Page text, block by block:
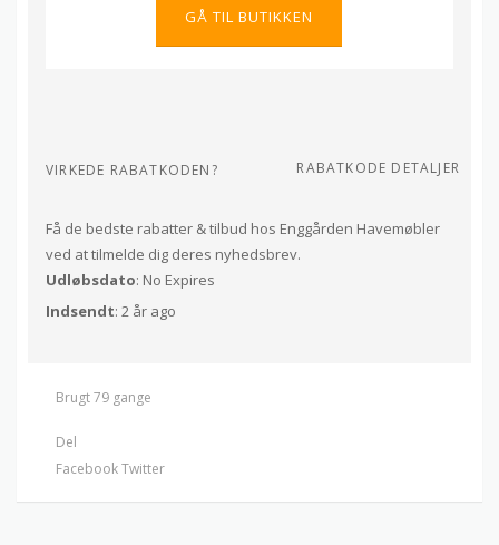
GÅ TIL BUTIKKEN
VIRKEDE RABATKODEN? RABATKODE DETALJER
Få de bedste rabatter & tilbud hos Enggården Havemøbler
ved at tilmelde dig deres nyhedsbrev.
Udløbsdato: No Expires
Indsendt: 2 år ago
Brugt 79 gange
Del
FacebookTwitter